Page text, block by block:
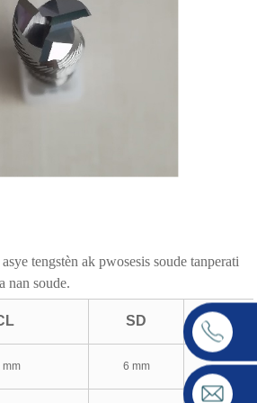
tengstèn ak pwosesis soude tanperati
nan soude.
SD
mm 6 mm